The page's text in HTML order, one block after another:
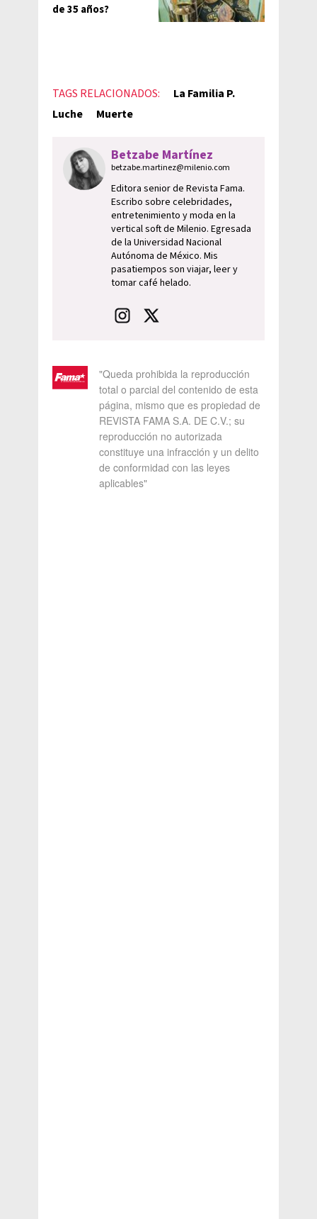
de 35 años?
TAGS RELACIONADOS:
La Familia P.
Luche
Muerte
Betzabe Martínez
betzabe.martinez@milenio.com
Editora senior de Revista Fama.
Escribo sobre celebridades,
entretenimiento y moda en la
vertical soft de Milenio. Egresada
de la Universidad Nacional
Autónoma de México. Mis
pasatiempos son viajar, leer y
tomar café helado.
"Queda prohibida la reproducción
total o parcial del contenido de esta
página, mismo que es propiedad de
REVISTA FAMA S.A. DE C.V.; su
reproducción no autorizada
constituye una infracción y un delito
de conformidad con las leyes
aplicables"